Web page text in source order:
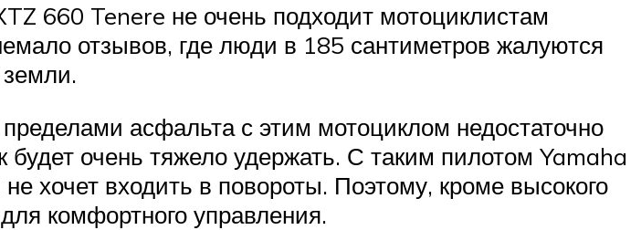
660 Tenere не очень подходит мотоциклистам
отзывов, где люди в 185 сантиметров жалуются
асфальта с этим мотоциклом недостаточно
будет очень тяжело удержать. С таким пилотом Yamaha
хочет входить в повороты. Поэтому, кроме высокого
комфортного управления.